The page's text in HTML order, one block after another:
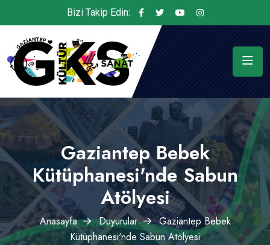
Bizi Takip Edin:
Gaziantep Bebek
Kütüphanesi'nde Sabun
Atölyesi
Anasayfa Duyurular
Gaziantep Bebek
Kütüphanesi'nde Sabun Atölyesi